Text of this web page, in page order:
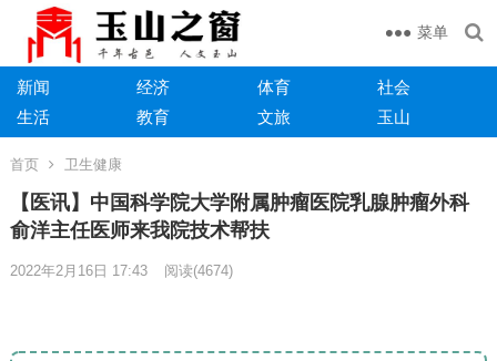
菜单
新闻 经济 体育
社会
生活
教育 文旅 玉山
首页 卫生健康
【医讯】中国科学院大学附属肿瘤医院乳腺肿瘤外科
俞洋主任医师来我院技术帮扶
2022年2月16日 17:43 阅读(4674)